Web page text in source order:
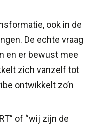
ook in de
De echte vraag
en er bewust mee
zich vanzelf tot
ontwikkelt zo’n
of “wij zijn de